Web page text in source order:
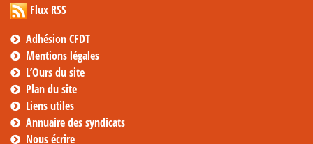
Flux RSS
Adhésion CFDT
Mentions légales
L’Ours du site
Plan du site
Liens utiles
Annuaire des syndicats
Nous écrire